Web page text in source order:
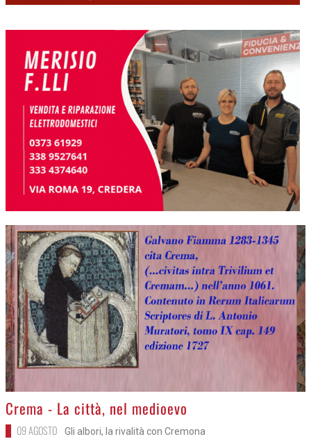
>
Crema - La città, nel medioevo
09 AGOSTO Gli albori, la rivalità con Cremona